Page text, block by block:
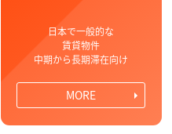
日本で一般的な
賃貸物件
中期から長期滞在向け
MORE